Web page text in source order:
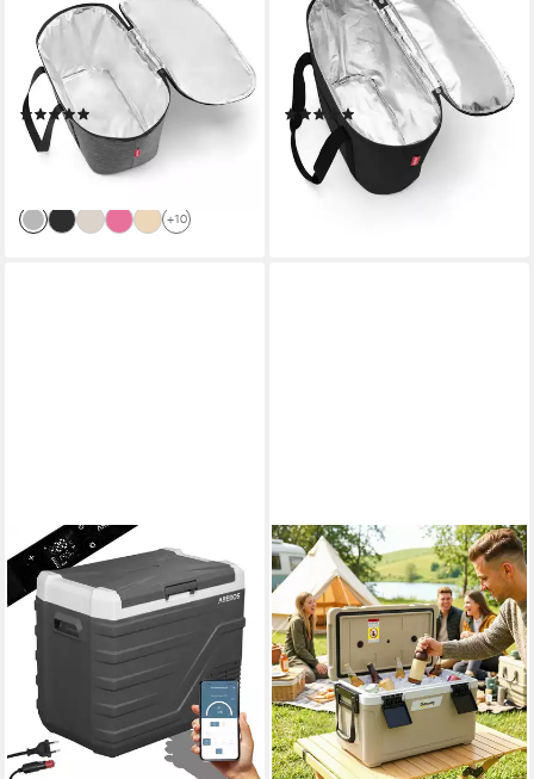
Kühltasche coolerbag, 20 l,
Thermo-Innenfutter, Dicht
schließender Deckel 2-Wege-
Reißverschluss
ab 29,66 € UVP37,95 €
+10
Kühltasche thermoshopper,
extradicke Isolierschicht,
Deckel mit 2-Wege-
Reißverschluss
(20)
ab 26,86 € UVP 32,95 €
-18%
lieferbar - in 3-4 Werktagen bei dir